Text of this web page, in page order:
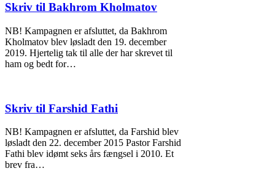
Skriv til Bakhrom Kholmatov
NB! Kampagnen er afsluttet, da Bakhrom
Kholmatov blev løsladt den 19. december
2019. Hjertelig tak til alle der har skrevet til
ham og bedt for…
Skriv til Farshid Fathi
NB! Kampagnen er afsluttet, da Farshid blev
løsladt den 22. december 2015 Pastor Farshid
Fathi blev idømt seks års fængsel i 2010. Et
brev fra…